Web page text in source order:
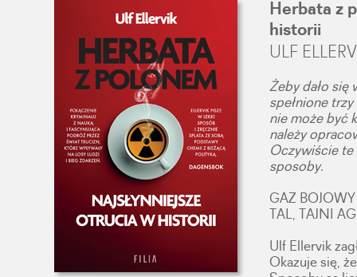
Herbata z
historii
ULF
Żeby dało się
spełnione
nie może być
należy
Oczywiście te
sposoby.
GAZ
TAL, TAJNI
Ulf Ellervik
Okazuje się,